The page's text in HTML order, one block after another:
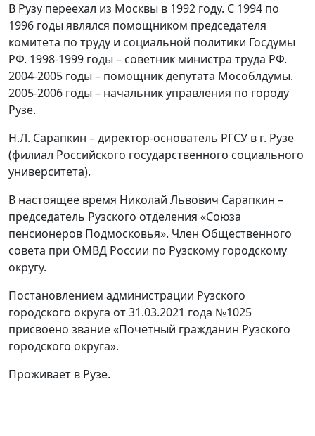
В Рузу переехал из Москвы в 1992 году. С 1994 по
1996 годы являлся помощником председателя
комитета по труду и социальной политики Госдумы
РФ. 1998-1999 годы – советник министра труда РФ.
2004-2005 годы – помощник депутата Мособлдумы.
2005-2006 годы – начальник управления по городу
Рузе.
Н.Л. Сарапкин – директор-основатель РГСУ в г. Рузе
(филиал Российского государственного социального
университета).
В настоящее время Николай Львович Сарапкин –
председатель Рузского отделения «Союза
пенсионеров Подмосковья». Член Общественного
совета при ОМВД России по Рузскому городскому
округу.
Постановлением администрации Рузского
городского округа от 31.03.2021 года №1025
присвоено звание «Почетный гражданин Рузского
городского округа».
Проживает в Рузе.